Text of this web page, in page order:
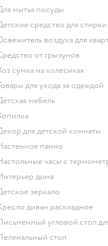
для мытья посуды
детское средство для стирки
освежитель воздуха для
средство от грызунов
хоз сумка на колесиках
Товары для ухода за одеждой
Детская мебель
Копилка
Декор для детской комнаты
Настенное панно
Настольные часы с
Интерьер дома
Детское зеркало
Кресло диван раскладное
Письменный угловой стол
Пеленальный стол